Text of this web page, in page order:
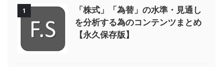
1
「株式」「為替」の水準・見通し
を分析する為のコンテンツまとめ
【永久保存版】